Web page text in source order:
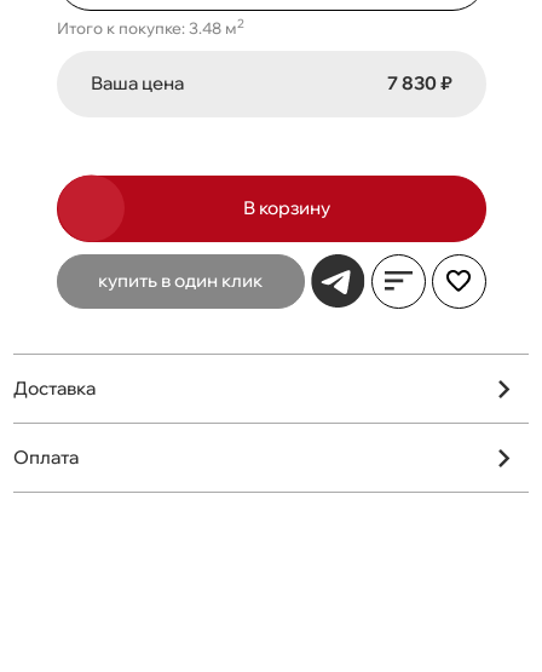
Итого к покупке: 3.48 м2
Ваша цена 7 830 ₽
В корзину
купить в один клик
Доставка
Оплата